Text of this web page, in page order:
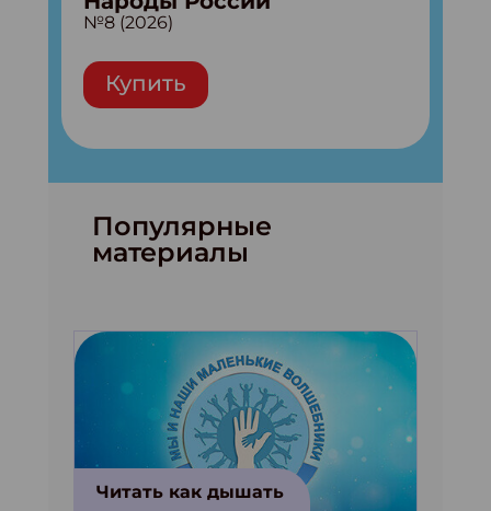
№8 (2026)
Купить
Популярные
материалы
Читать как дышать